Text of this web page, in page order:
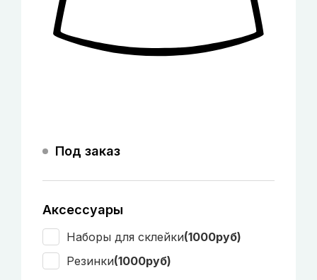
Под заказ
Аксессуары
Наборы для склейки(1000руб)
Резинки(1000руб)